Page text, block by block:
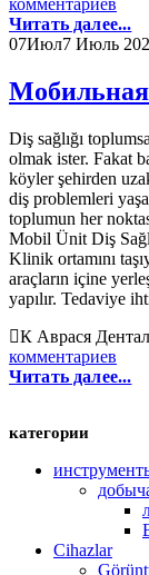
комментариев
Читать далее...
07Июл7 Июль
Мобильная
Diş sağlığı
olmak ister. Fakat
köyler şehirden
diş problemleri
toplumun her
Mobil Ünit Diş
Klinik ortamını
araçların içine
yapılır. Tedaviye
К Аврася Дентал
комментариев
Читать далее...
категории
Cihazlar